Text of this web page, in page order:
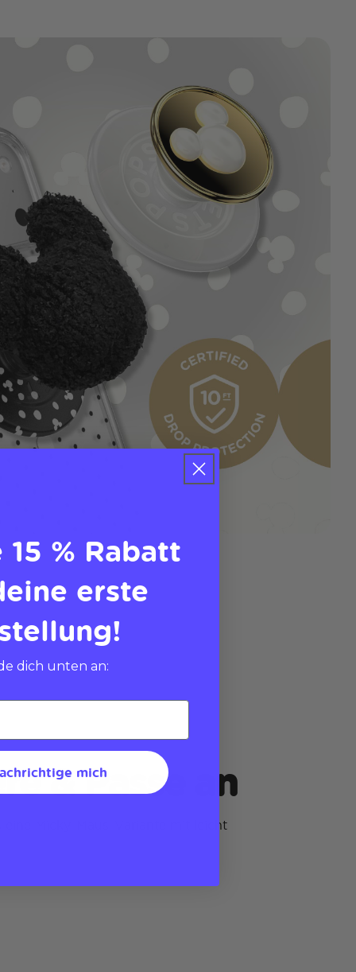
& Passe an
eine Micky-Maus-Variante mit leicht
15 % Rabatt
erste
dich unten an:
mich